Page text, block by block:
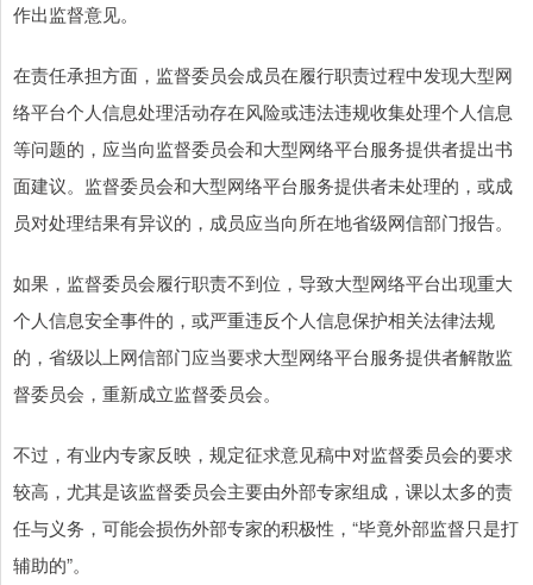
作出监督意见。
在责任承担方面，监督委员会成员在履行职责过程中发现大型网
络平台个人信息处理活动存在风险或违法违规收集处理个人信息
等问题的，应当向监督委员会和大型网络平台服务提供者提出书
面建议。监督委员会和大型网络平台服务提供者未处理的，或成
员对处理结果有异议的，成员应当向所在地省级网信部门报告。
如果，监督委员会履行职责不到位，导致大型网络平台出现重大
个人信息安全事件的，或严重违反个人信息保护相关法律法规
的，省级以上网信部门应当要求大型网络平台服务提供者解散监
督委员会，重新成立监督委员会。
不过，有业内专家反映，规定征求意见稿中对监督委员会的要求
较高，尤其是该监督委员会主要由外部专家组成，课以太多的责
任与义务，可能会损伤外部专家的积极性，“毕竟外部监督只是打
辅助的”。